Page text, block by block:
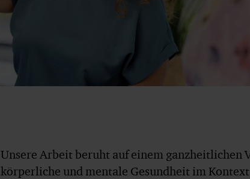
Unsere Arbeit beruht auf einem ganzheitlichen
körperliche und mentale Gesundheit im